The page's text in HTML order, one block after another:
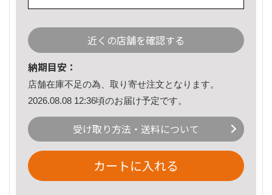
近くの店舗を確認する
納期目安：
店舗在庫不足の為、取り寄せ注文となります。
2026.08.08 12:36頃のお届け予定です。
受け取り方法・送料について
カートに入れる